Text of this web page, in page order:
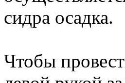
сидра осадка.
Чтобы